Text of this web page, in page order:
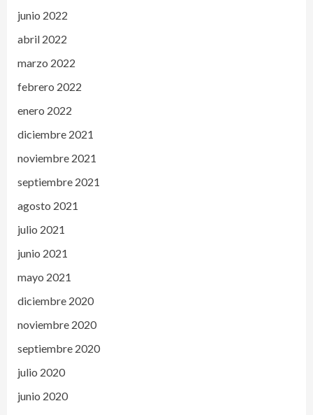
junio 2022
abril 2022
marzo 2022
febrero 2022
enero 2022
diciembre 2021
noviembre 2021
septiembre 2021
agosto 2021
julio 2021
junio 2021
mayo 2021
diciembre 2020
noviembre 2020
septiembre 2020
julio 2020
junio 2020